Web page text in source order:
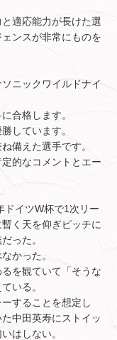
適応能力が長けた選
ンスが非常にものを
ニックワイルドナイ
合格します。
しています。
備えた選手です。
的なコメントとエー
ドイツW杯で1次リー
く天を仰ぎピッチに
った。
かった。
を観ていて「そうな
いる。
することを想定し
中田英寿にストイッ
はしない。